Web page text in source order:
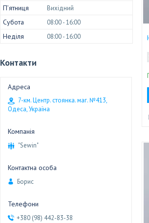
Пʼятниця Вихідний
Субота 08:00 16:00
Неділя 08:00 16:00
Контакти
7-км. Центр. стоянка. маг. №413,
Одеса, Україна
"Sewin"
Борис
+380 (98) 442-83-38